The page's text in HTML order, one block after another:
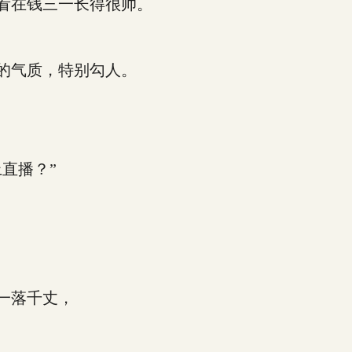
钱三一长得很帅。
质，特别勾人。
播？”
千丈，